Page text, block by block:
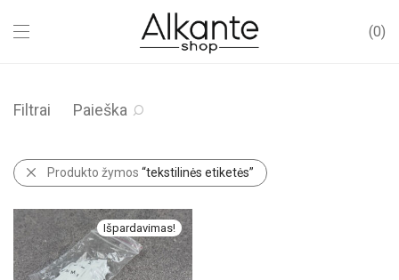
0
Filtrai Paieška
Produkto žymos “tekstilinės etiketės”
Išpardavimas!